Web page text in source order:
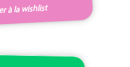
à la wishlist